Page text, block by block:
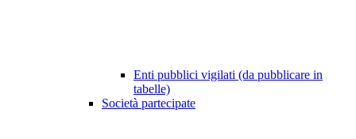
Enti pubblici vigilati (da pubblicare in
tabelle)
Società partecipate